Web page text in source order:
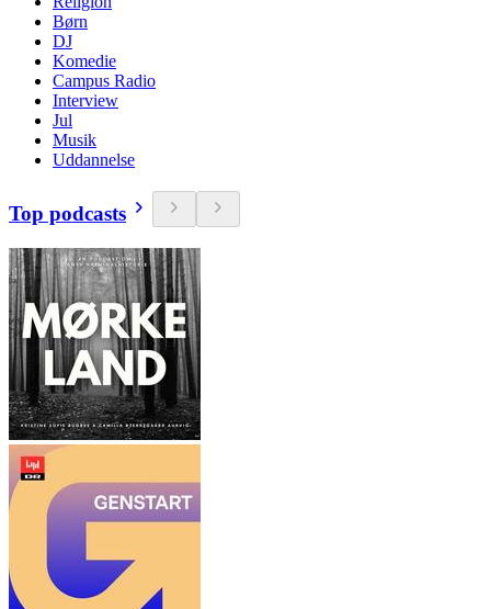
Børn
DJ
Komedie
Campus Radio
Interview
Jul
Musik
Uddannelse
Top podcasts